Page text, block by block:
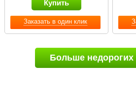
Заказать в один клик
Купить
Больше недорогих